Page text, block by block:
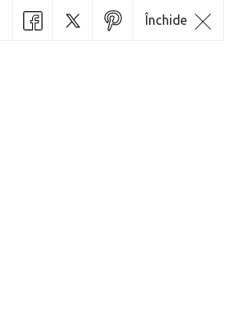
Închide